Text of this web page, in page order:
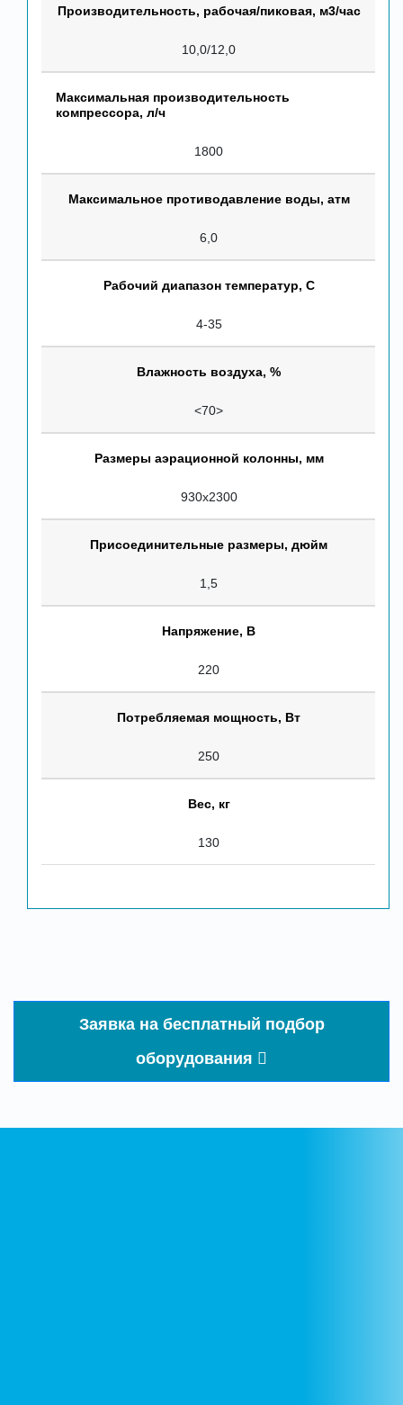
Производительность, рабочая/пиковая, м3/час
10,0/12,0
Максимальная производительность
компрессора, л/ч
1800
Максимальное противодавление воды, атм
6,0
Рабочий диапазон температур, С
4-35
Влажность воздуха, %
<70>
Размеры аэрационной колонны, мм
930х2300
Присоединительные размеры, дюйм
1,5
Напряжение, В
220
Потребляемая мощность, Вт
250
Вес, кг
130
Заявка на бесплатный подбор
оборудования